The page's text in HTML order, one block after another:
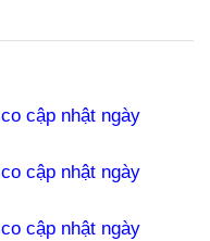
cập nhật ngày
cập nhật ngày
cập nhật ngày